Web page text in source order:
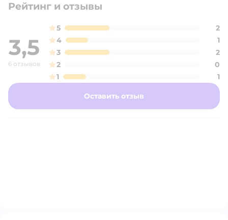
Рейтинг и отзывы
3,5
6 отзывов
5
2
4
1
3
2
2
0
1
1
Оставить отзыв